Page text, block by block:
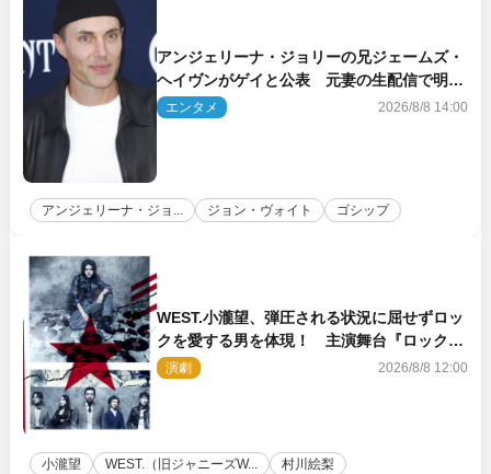
アンジェリーナ・ジョリーの兄ジェームズ・
ヘイヴンがゲイと公表 元妻の生配信で明ら
かに
エンタメ 2026/8/8 14:00
アンジェリーナ・ジョ... ジョン・ヴォイト ゴシップ
WEST.小瀧望、弾圧される状況に屈せずロッ
クを愛する男を体現！ 主演舞台『ロックン
ロール』ビジュアル解禁
演劇 2026/8/8 12:00
小瀧望 WEST.（旧ジャニーズW... 村川絵梨